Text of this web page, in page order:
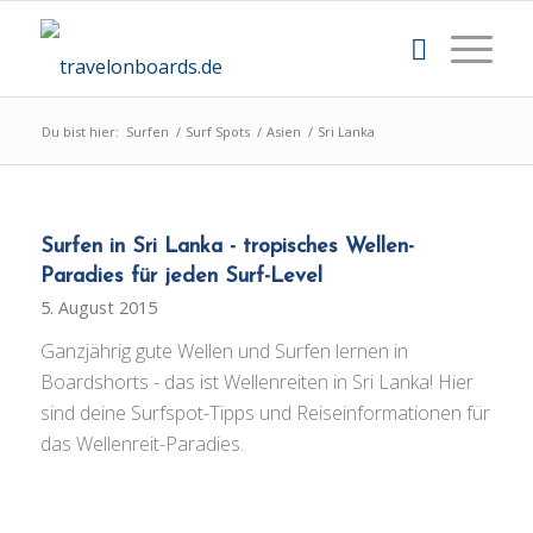
Du bist hier: Surfen / Surf Spots / Asien / Sri Lanka
Surfen in Sri Lanka - tropisches Wellen-
Paradies für jeden Surf-Level
5. August 2015
Ganzjährig gute Wellen und Surfen lernen in
Boardshorts - das ist Wellenreiten in Sri Lanka! Hier
sind deine Surfspot-Tipps und Reiseinformationen für
das Wellenreit-Paradies.